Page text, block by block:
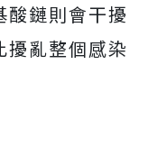
鏈則會干擾
擾亂整個感染